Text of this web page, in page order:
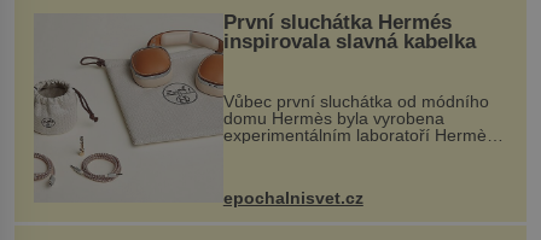
První sluchátka Hermés
inspirovala slavná kabelka
Vůbec první sluchátka od módního
domu Hermès byla vyrobena
experimentálním laboratoří Hermès
kovový...
epochalnisvet.cz